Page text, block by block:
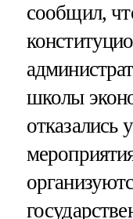
сообщил,
школы
отказались